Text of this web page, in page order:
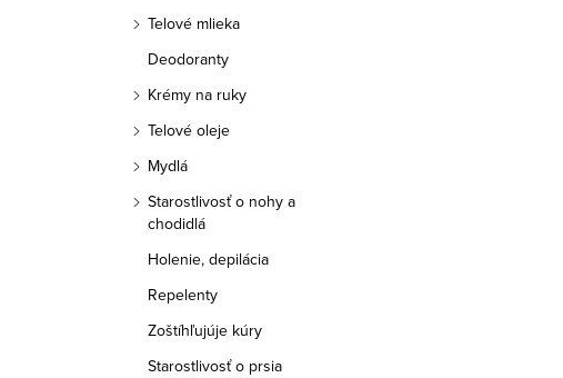
Telové mlieka
Deodoranty
Krémy na ruky
Telové oleje
Mydlá
Starostlivosť o nohy a
chodidlá
Holenie, depilácia
Repelenty
Zoštíhľujúje kúry
Starostlivosť o prsia